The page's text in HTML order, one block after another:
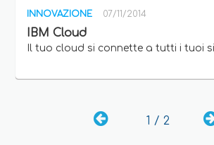
INNOVAZIONE 07/11/2014
IBM Cloud
Il tuo cloud si connette a tutti i tuoi
1 / 2